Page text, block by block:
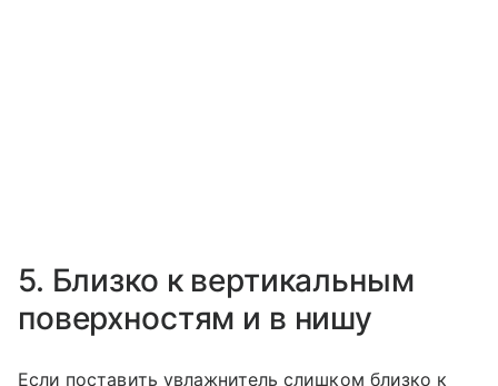
5. Близко к вертикальным
поверхностям и в нишу
Если поставить увлажнитель слишком близко к